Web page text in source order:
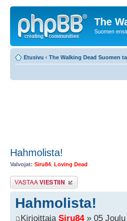
The
Suomen
Etusivu ‹ The Walking Dead Suomen
Hahmolista!
Valvojat: Siru84 Loving Dead
Lähetä vastaus
Hahmolista!
Kirjoittaja Siru84» 05 Joulu